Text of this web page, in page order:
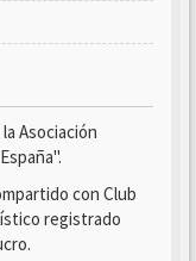
Asociación
con Club
registrado